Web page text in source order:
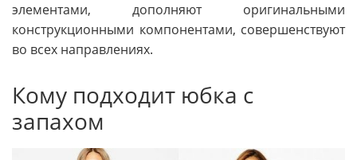
элементами, дополняют оригинальными
конструкционными компонентами, совершенствуют
во всех направлениях.
Кому подходит юбка с
запахом